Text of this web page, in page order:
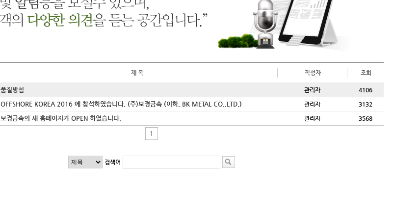
제 목 작성자 조회
품질방침 관리자 4106
OFFSHORE KOREA 2016 에 참석하였습니다. (주)보경금속 (이하, BK METAL CO.,LTD.) 관리자 3132
보경금속의 새 홈페이지가 OPEN 하였습니다. 관리자 3568
1
검색어